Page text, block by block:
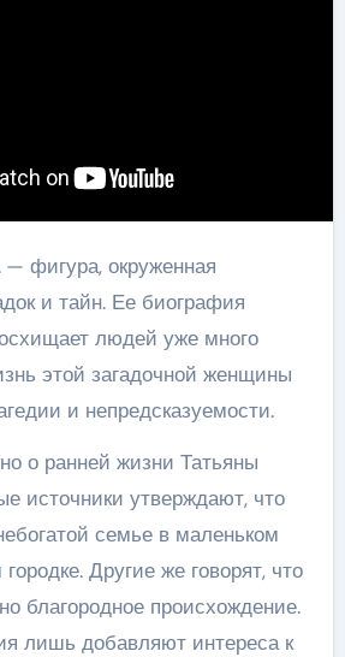
— фигура, окруженная
и тайн. Ее биография
людей уже много
этой загадочной женщины
и непредсказуемости.
о ранней жизни Татьяны
источники утверждают, что
семье в маленьком
Другие же говорят, что
благородное происхождение.
лишь добавляют интереса к